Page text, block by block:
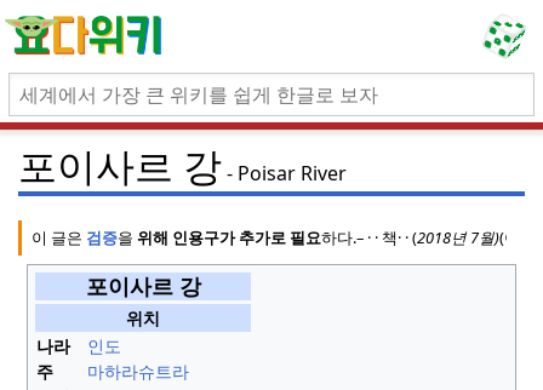
포이사르 강 Poisar River
이 글은 검증을 위해 인용구가 추가로 필요하다.– · · 책· ·(2018년 7월)(이
포이사르 강
위치
나라
인도
주
마하라슈트라